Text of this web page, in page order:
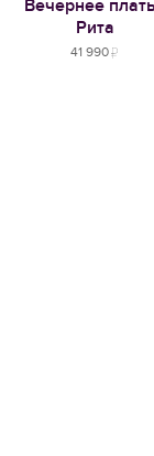
Вечернее
Рита
41 990